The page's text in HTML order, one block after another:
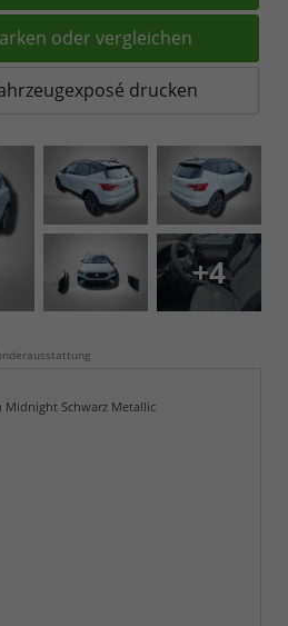
oder vergleichen
drucken
+4
Midnight Schwarz Metallic